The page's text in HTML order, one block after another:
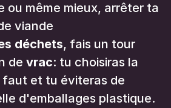
ou même mieux, arrêter ta
viande
déchets, fais un tour
de vrac: tu choisiras la
et tu éviteras de
d'emballages plastique.